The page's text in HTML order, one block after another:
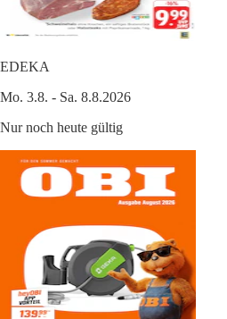
EDEKA
Mo. 3.8. - Sa. 8.8.2026
Nur noch heute gültig